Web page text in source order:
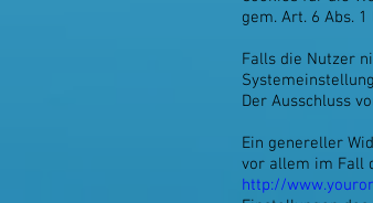
gem. Art. 6 Abs. 1
Falls die Nutzer
Der Ausschluss
Ein genereller
vor allem im Fall
http://